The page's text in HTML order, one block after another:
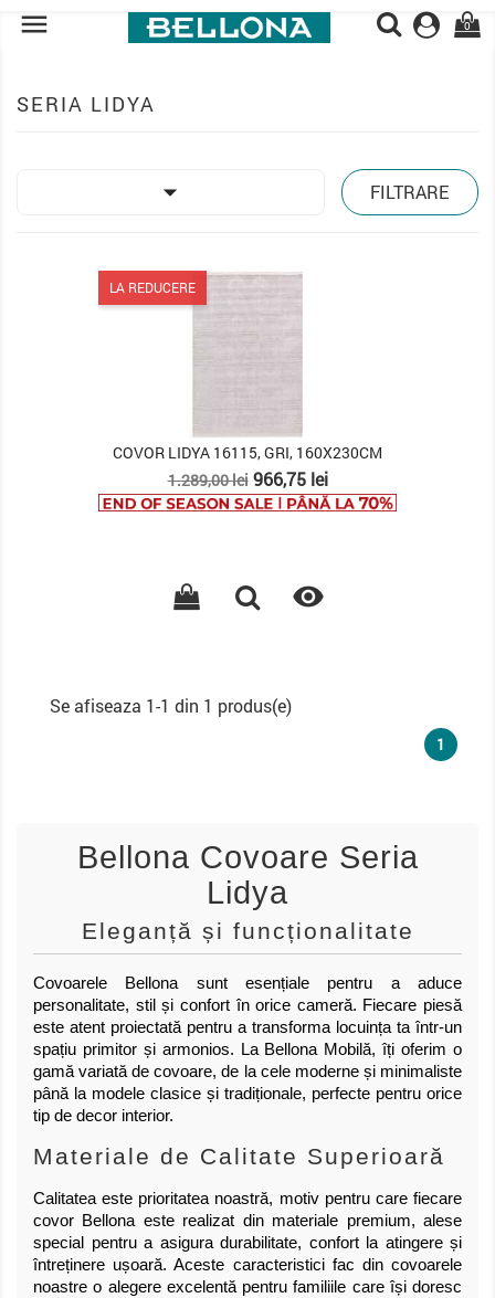
 0
SERIA LIDYA
 FILTRARE
LA REDUCERE
COVOR LIDYA 16115, GRI, 160X230CM
Pret
de
1.289,00 lei Pret
966,75 lei

Se afiseaza 1-1 din 1 produs(e)
1
Bellona Covoare Seria
Lidya
Eleganță și funcționalitate
Covoarele Bellona sunt esențiale pentru a aduce
personalitate, stil și confort în orice cameră. Fiecare piesă
este atent proiectată pentru a transforma locuința ta într-un
spațiu primitor și armonios. La Bellona Mobilă, îți oferim o
gamă variată de covoare, de la cele moderne și minimaliste
până la modele clasice și tradiționale, perfecte pentru orice
tip de decor interior.
Materiale de Calitate Superioară
Calitatea este prioritatea noastră, motiv pentru care fiecare
covor Bellona este realizat din materiale premium, alese
special pentru a asigura durabilitate, confort la atingere și
întreținere ușoară. Aceste caracteristici fac din covoarele
noastre o alegere excelentă pentru familiile care își doresc